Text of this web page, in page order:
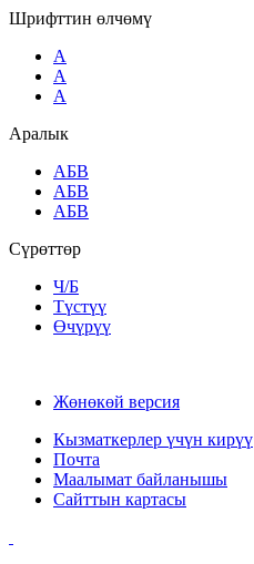
Шрифттин өлчөмү
A
A
A
Аралык
AБВ
AБВ
AБВ
Сүрөттөр
Ч/Б
Түстүү
Өчүрүү
Жөнөкөй версия
Кызматкерлер үчүн кирүү
Почта
Маалымат байланышы
Сайттын картасы